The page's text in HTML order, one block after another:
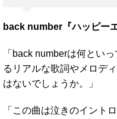
back number『ハッピーエ
「back numberは何とい
るリアルな歌詞やメロデ
はないでしょうか。」
「この曲は泣きのイント